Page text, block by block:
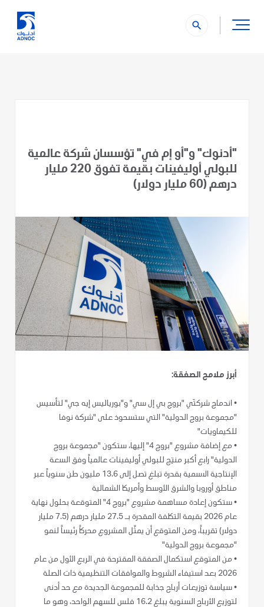
search
"أدنوك" و"أو إم في" تؤسسان شركة عالمية
للبولي أوليفينات بقيمة تفوق 220 مليار
درهم (60 مليار دولار)
أبرز ملامح الصفقة:
• اندماج شركتَي "بروج بي إل سي" و"بورياليس إيه جي" لتأسيس
"مجموعة بروج الدولية" التي ستسحوذ على "شركة نوفا
للكيماويات"
•
مع إضافة مشروع "بروج 4" إليها، ستكون "مجموعة بروج
الدولية" رابع أكبر منتِج للبولي أوليفينات عالمياً وفق السعة
الإنتاجية الاسمية بقدرة تبلغ تصل إلى 13.6 مليون طن سنوياً عبر
مناطق أوروبا والشرق الأوسط وأمريكا الشمالية
•
ستكون إعادة مساهمة مشروع "بروج 4" المتوقعة بحلول نهاية
عام 2026 بقيمة التكلفة المقدرة بـ 27.5 مليار درهم (7.5 مليار
دولار) تقريباً، ومن المتوقع أن يمثّل المشروع محركاً رئيساً لنمو
"مجموعة بروج الدولية"
• من المتوقع استكمال الصفقة المقترحة في الربع الأول من عام
2026 بعد استيفاء الشروط والموافقات التنظيمية ذات الصلة
• سياسة توزيعات أرباح جذابة للمجموعة الجديدة مع حد أدنى
لتوزيع الأرباح السنوية يبلغ 16.2 فلس للسهم الواحد، وهو ما